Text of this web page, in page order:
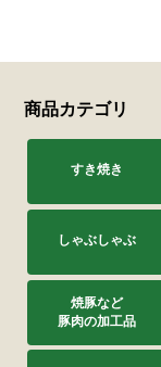
商品カテゴリ
すき焼き
しゃぶしゃぶ
焼豚など
豚肉の加工品